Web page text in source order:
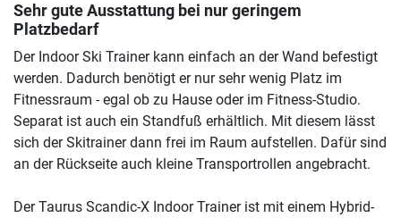
Sehr gute Ausstattung bei nur geringem
Platzbedarf
Der Indoor Ski Trainer kann einfach an der Wand befestigt
werden. Dadurch benötigt er nur sehr wenig Platz im
Fitnessraum - egal ob zu Hause oder im Fitness-Studio.
Separat ist auch ein Standfuß erhältlich. Mit diesem lässt
sich der Skitrainer dann frei im Raum aufstellen. Dafür sind
an der Rückseite auch kleine Transportrollen angebracht.
Der Taurus Scandic-X Indoor Trainer ist mit einem Hybrid-